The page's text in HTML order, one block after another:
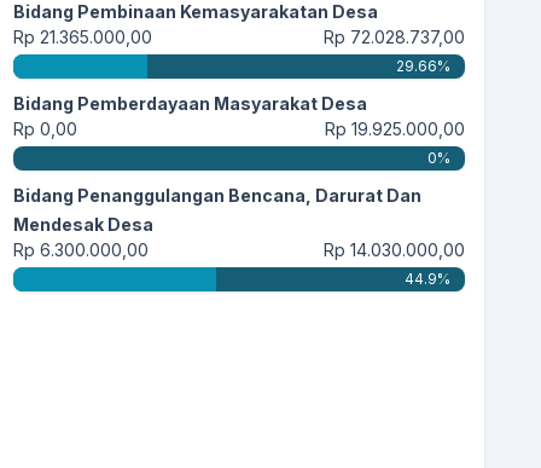
Dengan terbentuk nya Koperasi Merah Putih..
saya rasa...selengkapnya
20 Mei 2025 06:13:00
Muda2han masyarakat tambah sukses dan
daerahx maju...selengkapnya
Bidang Pembinaan Kemasyarakatan Desa
Rp 21.365.000,00
Rp 72.028.737,00
29.66%
Bidang Pemberdayaan Masyarakat Desa
Rp 0,00
Rp 19.925.000,00
0%
Bidang Penanggulangan Bencana, Darurat Dan
Mendesak Desa
Rp 6.300.000,00
Rp 14.030.000,00
44.9%